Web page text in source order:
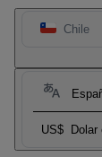
Chile
US$ Dolar